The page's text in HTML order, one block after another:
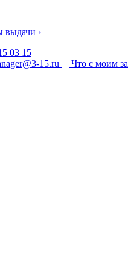
выдачи ›
03 15
15.ru
Что с моим